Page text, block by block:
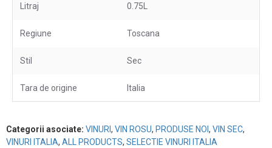
Litraj 0.75L
Regiune Toscana
Stil Sec
Tara de origine Italia
Categorii asociate: VINURI, VIN ROSU, PRODUSE NOI , VIN SEC,
VINURI ITALIA, ALL PRODUCTS, SELECTIE VINURI ITALIA